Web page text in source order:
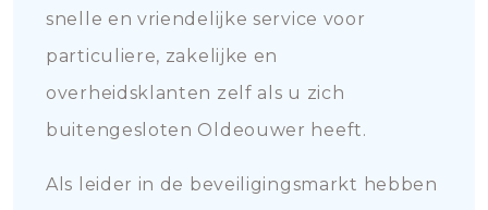
snelle en vriendelijke service voor
particuliere, zakelijke en
overheidsklanten zelf als u zich
buitengesloten Oldeouwer heeft.
Als leider in de beveiligingsmarkt hebben